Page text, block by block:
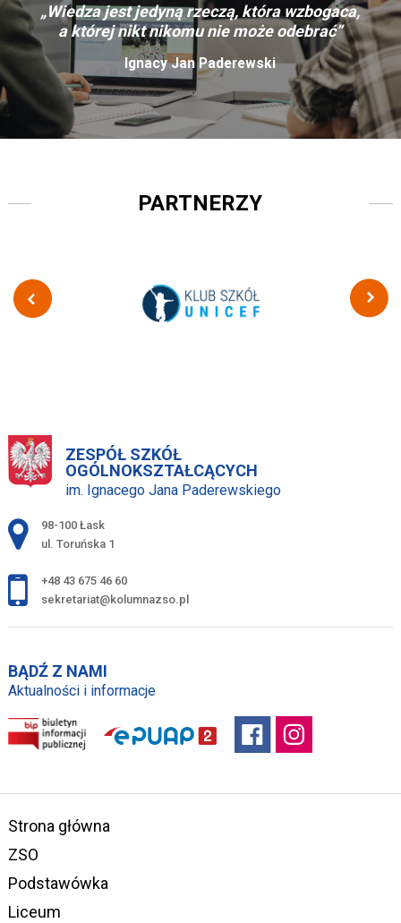
„Wiedza jest jedyną rzeczą, która wzbogaca,
a której nikt nikomu nie może odebrać”
Ignacy Jan Paderewski
PARTNERZY
ZESPÓŁ SZKÓŁ
OGÓLNOKSZTAŁCĄCYCH
im. Ignacego Jana Paderewskiego
Adres pocztowy:
98-100 Łask
ul. Toruńska 1
+48 43 675 46 60
sekretariat@kolumnazso.pl
BĄDŹ Z NAMI
Aktualności i informacje
Strona główna
ZSO
Podstawówka
Liceum